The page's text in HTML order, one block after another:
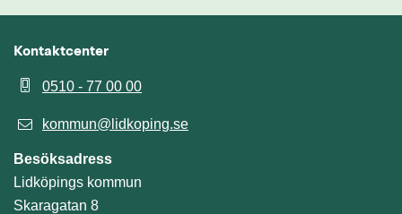
Kontaktcenter
0510 - 77 00 00
kommun@lidkoping.se
Besöksadress
Lidköpings kommun
Skaragatan 8